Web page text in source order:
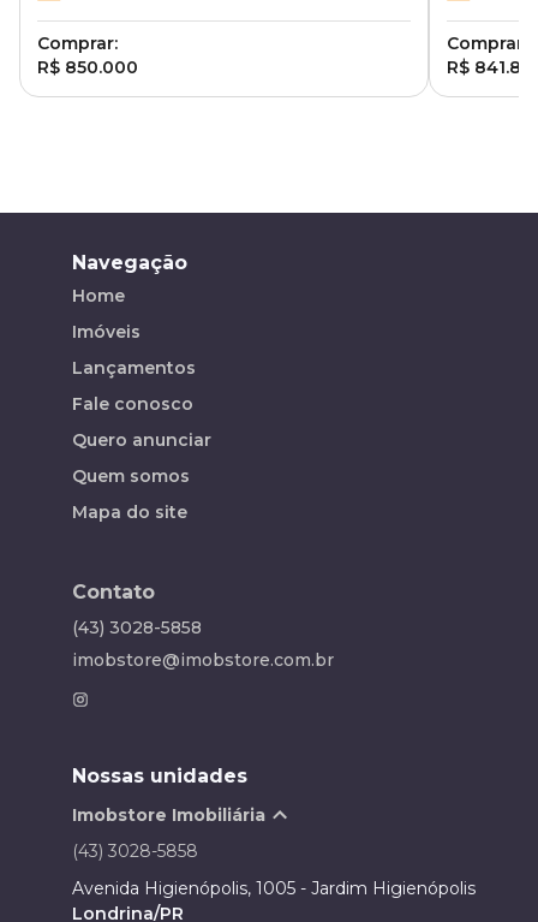
Comprar:
R$ 850.000
Comprar:
R$
Navegação
Home
Imóveis
Lançamentos
Fale conosco
Quero anunciar
Quem somos
Mapa do site
Contato
(43) 3028-5858
imobstore@imobstore.com.br
Nossas unidades
Imobstore Imobiliária
(43) 3028-5858
Avenida Higienópolis, 1005 - Jardim Higienópolis
Londrina/PR